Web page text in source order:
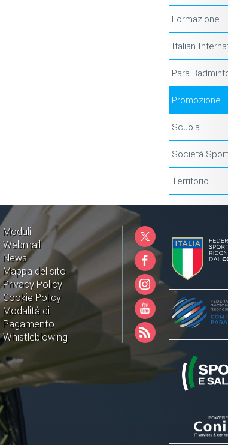
Formazione
Italian
Para
Promozione
Scuola
Società
Territorio
Moduli
Webmail
News
Mappa del sito
Privacy Policy
Cookie Policy
Modalità di
Pagamento
Whistleblowing